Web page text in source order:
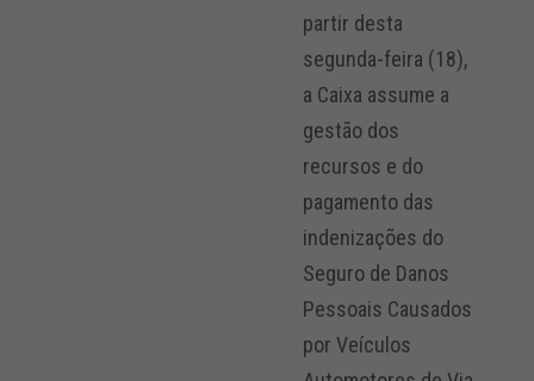
partir desta
segunda-feira (18),
a Caixa assume a
gestão dos
recursos e do
pagamento das
indenizações do
Seguro de Danos
Pessoais Causados
por Veículos